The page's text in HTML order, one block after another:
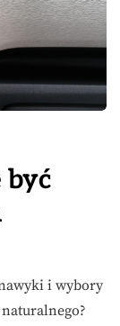
być
i wybory